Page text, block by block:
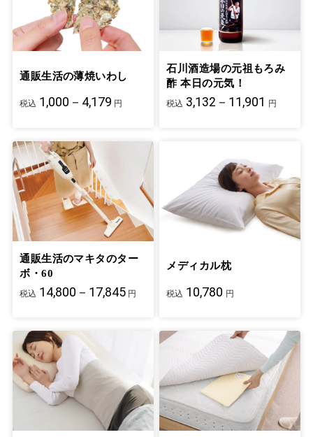
通販生活の薄焼いわし
税込 1,000－4,179 円
石川酒造場の元祖もろみ
酢 本日の元気！
税込 3,132－11,901 円
通販生活のマキタのター
ボ・60
税込 14,800－17,845 円
メディカル枕
税込 10,780 円